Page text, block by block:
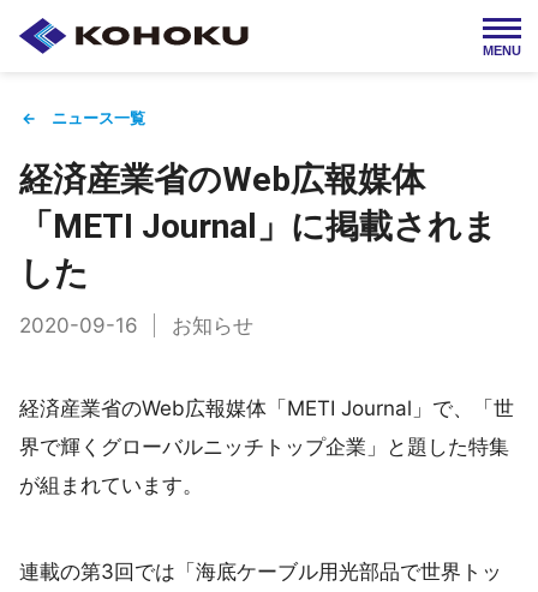
MENU
製品情報 会社情報
採用情報
← ニュース一覧
経済産業省のWeb広報媒体
「METI Journal」に掲載されま
した
2020-09-16 お知らせ
経済産業省のWeb広報媒体「METI Journal」で、「世
界で輝くグローバルニッチトップ企業」と題した特集
が組まれています。
連載の第3回では「海底ケーブル用光部品で世界トッ